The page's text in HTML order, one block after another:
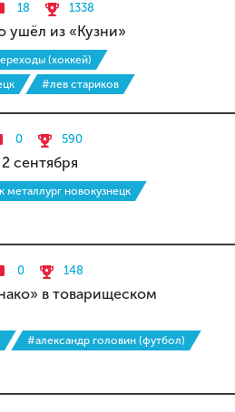
18 1338
ушёл из «Кузни»
(хоккей)
#лев стариков
0 590
сентября
металлург новокузнецк
0 148
в товарищеском
#александр головин (футбол)